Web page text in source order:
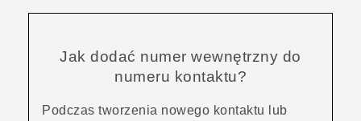
Jak dodać numer wewnętrzny do
numeru kontaktu?
Podczas tworzenia nowego kontaktu lub